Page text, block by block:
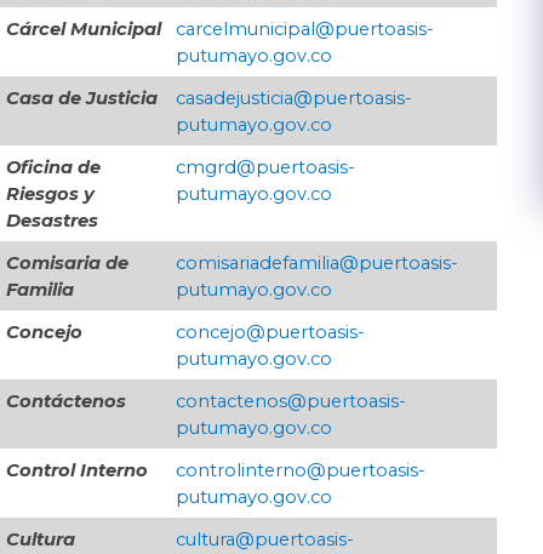
Cárcel Municipal
carcelmunicipal@puertoasis-
putumayo.gov.co
Casa de Justicia
​casadejusticia@puertoasis-
putumayo.gov.co
Oficina de
Riesgos y
Desastres
cmgrd@puertoasis-
putumayo.gov.co
Comisaria de
Familia
comisariadefamilia@puertoasis-
putumayo.gov.co
Concejo
​concejo@puertoasis-
putumayo.gov.co
Contáctenos
contactenos@puertoasis-
putumayo.gov.co
Control Interno
controlinterno@puertoasis-
putumayo.gov.co
Cultura
cultura@puertoasis-